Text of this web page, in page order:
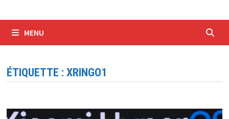
MENU
ÉTIQUETTE : XRINGO1